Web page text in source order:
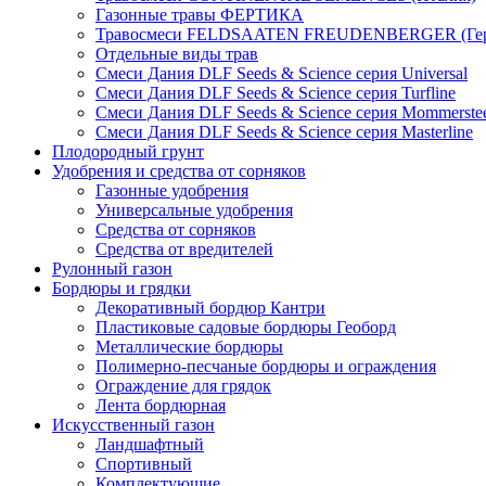
Газонные травы ФЕРТИКА
Травосмеси FELDSAATEN FREUDENBERGER
Отдельные виды трав
Смеси Дания DLF Seeds & Sciеnce серия Universal
Смеси Дания DLF Seeds & Sciеnce серия Turfline
Смеси Дания DLF Seeds & Sciеnce серия
Смеси Дания DLF Seeds & Sciеnce серия Masterline
Плодородный грунт
Удобрения и средства от сорняков
Газонные удобрения
Универсальные удобрения
Средства от сорняков
Средства от вредителей
Рулонный газон
Бордюры и грядки
Декоративный бордюр Кантри
Пластиковые садовые бордюры Геоборд
Металлические бордюры
Полимерно-песчаные бордюры и ограждения
Ограждение для грядок
Лента бордюрная
Искусственный газон
Ландшафтный
Спортивный